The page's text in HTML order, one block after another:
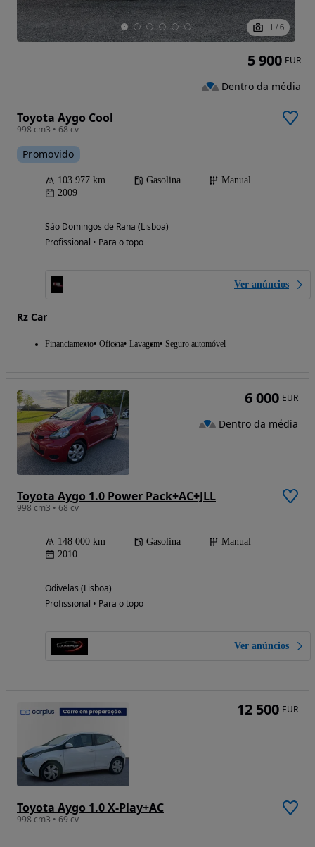
1 / 6
Toyota Aygo Cool
998 cm3 • 68 cv
Promovido
103 977 km Gasolina
Manual
2009
São Domingos de Rana (Lisboa)
Profissional • Para o topo
Ver anúncios
Rz Car
Financiamento Oficina Lavagem Seguro automóvel
5 900 EUR
Dentro da média
Toyota Aygo 1.0 Power Pack+AC+JLL
998 cm3 • 68 cv
148 000 km Gasolina
Manual
2010
Odivelas (Lisboa)
Profissional • Para o topo
Ver anúncios
6 000 EUR
Dentro da média
Toyota Aygo 1.0 X-Play+AC
998 cm3 • 69 cv
12 500 EUR